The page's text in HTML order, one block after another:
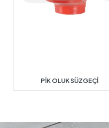
PİK OLUK SÜZGEÇİ